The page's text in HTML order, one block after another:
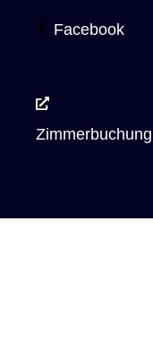
Facebook
Zimmerbuchung